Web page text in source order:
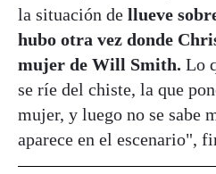
la situación de llueve
hubo otra vez donde
mujer de Will Smith. Lo
se ríe del chiste, la que
mujer, y luego no se sabe
aparece en el escenario",